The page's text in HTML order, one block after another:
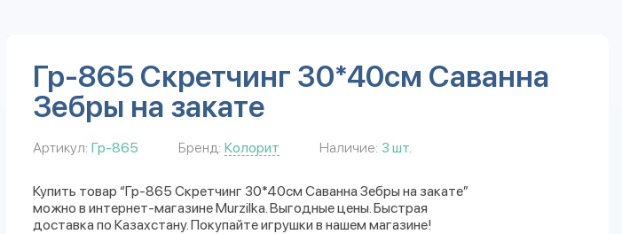
Гр-865 Скретчинг 30*40см Саванна
Зебры на закате
Артикул: Гр-865 Бренд: Колорит Наличие: 3 шт.
Купить товар “Гр-865 Скретчинг 30*40см Саванна Зебры на закате”
можно в интернет-магазине Murzilka. Выгодные цены. Быстрая
доставка по Казахстану. Покупайте игрушки в нашем магазине!